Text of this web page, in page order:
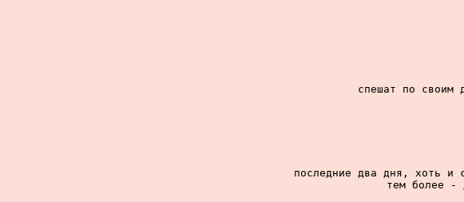
спешат по своим
последние два дня, хоть и
тем более -